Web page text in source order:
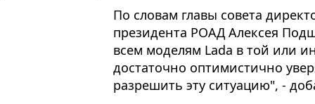
По словам главы совета
президента РОАД Алексея
всем моделям Lada в той или
достаточно оптимистично
разрешить эту ситуацию", -